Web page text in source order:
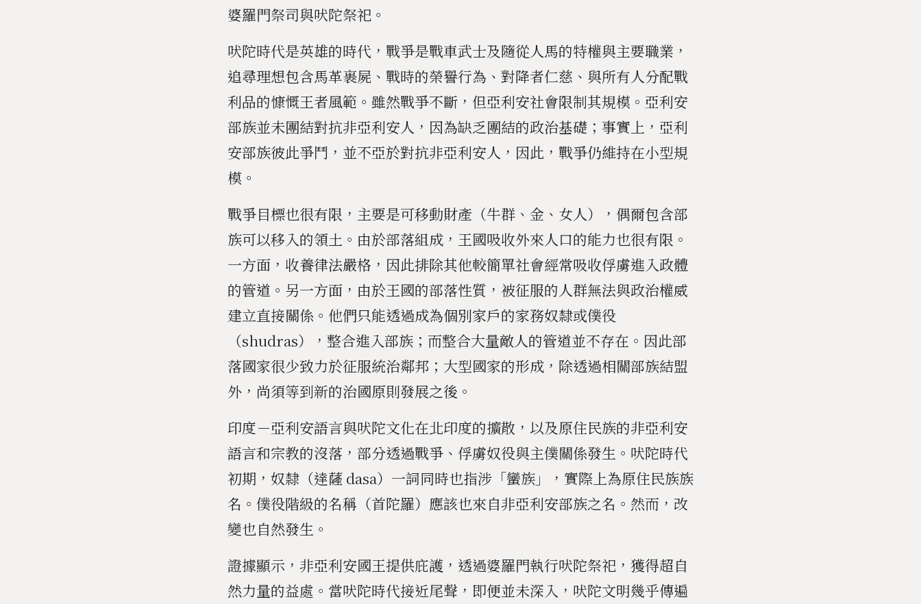
婆羅門祭司與吠陀祭祀。
吠陀時代是英雄的時代，戰爭是戰車武士及隨從人馬的特權與主要職業，
追尋理想包含馬革裹屍、戰時的榮譽行為、對降者仁慈、與所有人分配戰
利品的慷慨王者風範。雖然戰爭不斷，但亞利安社會限制其規模。亞利安
部族並未團結對抗非亞利安人，因為缺乏團結的政治基礎；事實上，亞利
安部族彼此爭鬥，並不亞於對抗非亞利安人，因此，戰爭仍維持在小型規
模。
戰爭目標也很有限，主要是可移動財產（牛群、金、女人），偶爾包含部
族可以移入的領土。由於部落組成，王國吸收外來人口的能力也很有限。
一方面，收養律法嚴格，因此排除其他較簡單社會經常吸收俘虜進入政體
的管道。另一方面，由於王國的部落性質，被征服的人群無法與政治權威
建立直接關係。他們只能透過成為個別家戶的家務奴隸或僕役
（shudras），整合進入部族；而整合大量敵人的管道並不存在。因此部
落國家很少致力於征服統治鄰邦；大型國家的形成，除透過相關部族結盟
外，尚須等到新的治國原則發展之後。
印度－亞利安語言與吠陀文化在北印度的擴散，以及原住民族的非亞利安
語言和宗教的沒落，部分透過戰爭、俘虜奴役與主僕關係發生。吠陀時代
初期，奴隸（達薩 dasa）一詞同時也指涉「蠻族」，實際上為原住民族族
名。僕役階級的名稱（首陀羅）應該也來自非亞利安部族之名。然而，改
變也自然發生。
證據顯示，非亞利安國王提供庇護，透過婆羅門執行吠陀祭祀，獲得超自
然力量的益處。當吠陀時代接近尾聲，即便並未深入，吠陀文明幾乎傳遍